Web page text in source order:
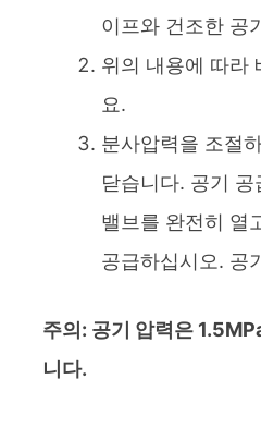
이프와 건조한 공
위의 내용에 따라
요.
분사압력을 조절
닫습니다. 공기
밸브를 완전히 열
공급하십시오. 공
주의: 공기 압력은
니다.